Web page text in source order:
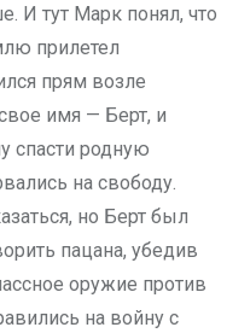
И тут Марк понял, что
прилетел
прям возле
имя — Берт, и
спасти родную
на свободу.
но Берт был
пацана, убедив
оружие против
на войну с